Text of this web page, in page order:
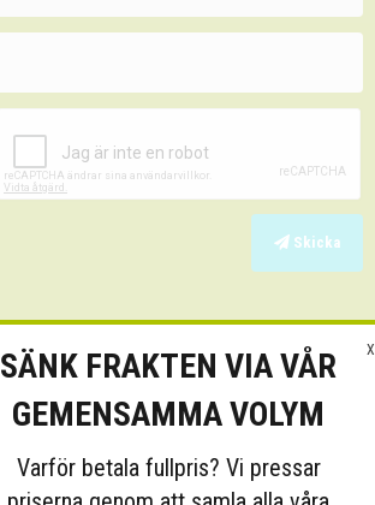
Skicka
X
SÄNK FRAKTEN VIA VÅR
GEMENSAMMA VOLYM
Varför betala fullpris? Vi pressar